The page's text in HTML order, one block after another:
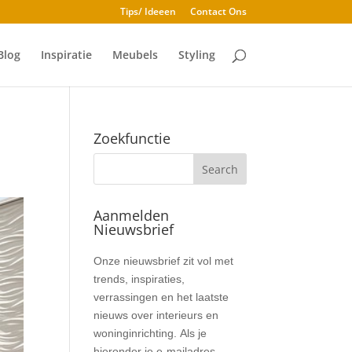
Tips/ Ideeen Contact Ons
Inspiratie Meubels Styling
Zoekfunctie
Aanmelden
Nieuwsbrief
Onze nieuwsbrief zit vol met
trends, inspiraties,
verrassingen en het laatste
nieuws over interieurs en
woninginrichting. Als je